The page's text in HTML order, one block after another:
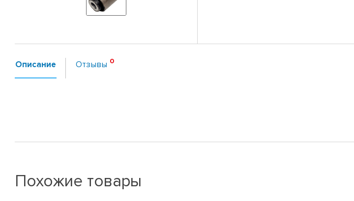
Описание Отзывы
Похожие товары